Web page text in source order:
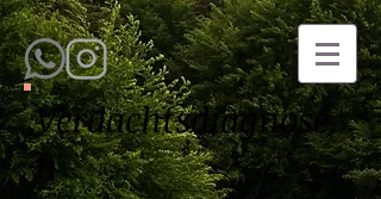
Verdachtsdiagnose
n